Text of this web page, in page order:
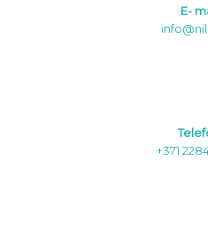
E-
+371